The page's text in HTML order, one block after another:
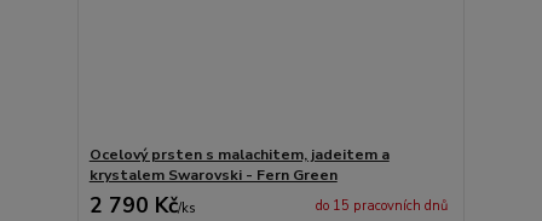
Ocelový prsten s malachitem, jadeitem a
krystalem Swarovski - Fern Green
2 790 Kč/ks do 15 pracovních dnů